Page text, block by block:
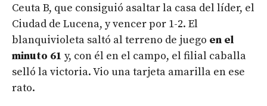
Ceuta B, que consiguió asaltar la casa del líder, el
Ciudad de Lucena, y vencer por 1-2. El
blanquivioleta saltó al terreno de juego en el
minuto 61 y, con él en el campo, el filial caballa
selló la victoria. Vio una tarjeta amarilla en ese
rato.